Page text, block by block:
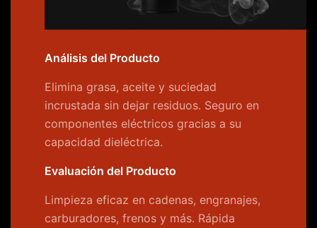
Análisis del Producto
Elimina grasa, aceite y suciedad
incrustada sin dejar residuos. Seguro en
componentes eléctricos gracias a su
capacidad dieléctrica.
Evaluación del Producto
Limpieza eficaz en cadenas, engranajes,
carburadores, frenos y más. Rápida